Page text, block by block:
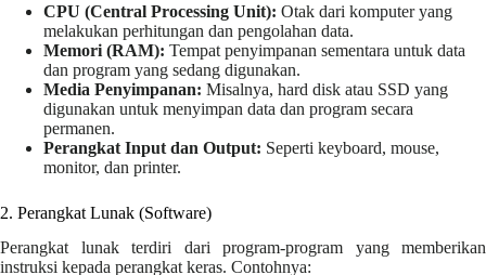
CPU (Central Processing Unit): Otak dari komputer yang
melakukan perhitungan dan pengolahan data.
Memori (RAM): Tempat penyimpanan sementara untuk data
dan program yang sedang digunakan.
Media Penyimpanan: Misalnya, hard disk atau SSD yang
digunakan untuk menyimpan data dan program secara
permanen.
Perangkat Input dan Output: Seperti keyboard, mouse,
monitor, dan printer.
2. Perangkat Lunak (Software)
Perangkat lunak terdiri dari program-program yang memberikan
instruksi kepada perangkat keras. Contohnya: